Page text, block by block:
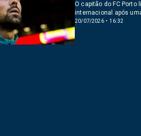
20/07/2026 • 16:32
O capitão do FC
internacional após